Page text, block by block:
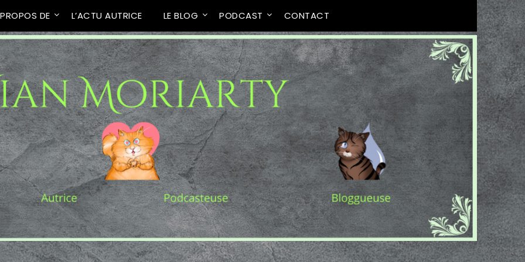
DE L’ACTU AUTRICE LE BLOG PODCAST CONTACT